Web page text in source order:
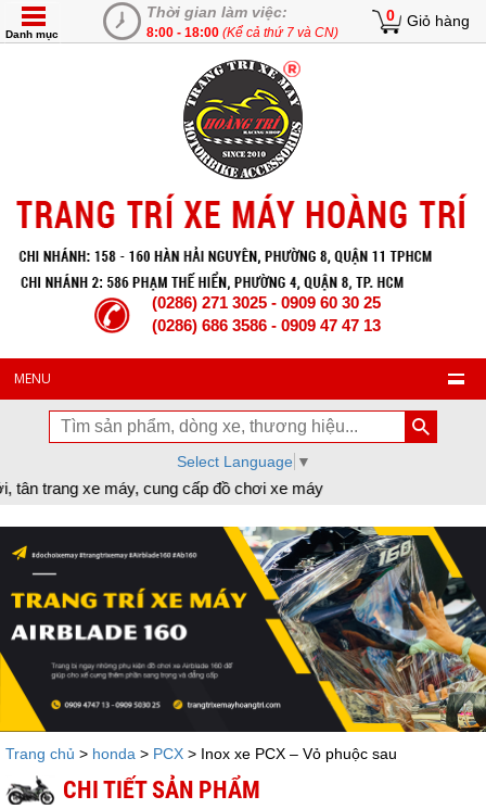
Thời gian làm việc:
8:00 - 18:00 (Kể cả thứ 7 và CN)
0 Giỏ hàng
Danh mục
(0286) 271 3025 - 0909 60 30 25
(0286) 686 3586 - 0909 47 47 13
MENU
Select Language ▼
máy, cung cấp đồ chơi xe máy
Trang chủ > honda > PCX > Inox xe PCX – Vỏ phuộc sau
CHI TIẾT SẢN PHẨM